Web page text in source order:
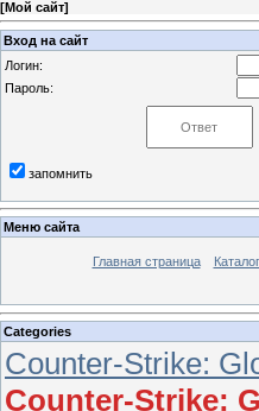
[Мой сайт]
Вход на сайт
Логин:
Пароль:
запомнить
Меню сайта
Главная страница
Categories
Counter-Strike:
Counter-Strike: